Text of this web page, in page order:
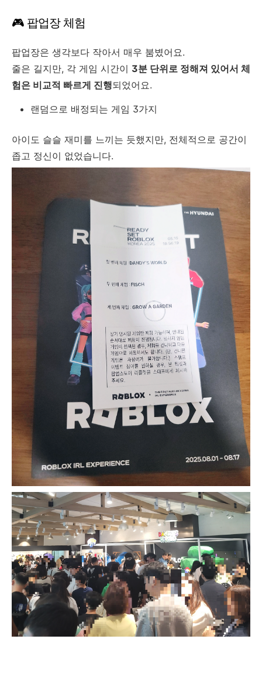
🎮 팝업장 체험
팝업장은 생각보다 작아서 매우 붐볐어요.
줄은 길지만, 각 게임 시간이 3분 단위로 정해져 있어서 체
험은 비교적 빠르게 진행되었어요.
랜덤으로 배정되는 게임 3가지
아이도 슬슬 재미를 느끼는 듯했지만, 전체적으로 공간이
좁고 정신이 없었습니다.